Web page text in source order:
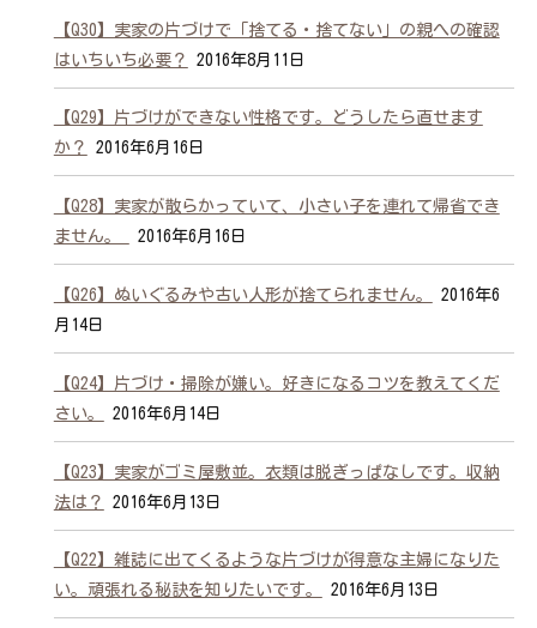
【Q30】実家の片づけで「捨てる・捨てない」の親への確認
はいちいち必要？
2016年8月11日
【Q29】片づけができない性格です。どうしたら直せます
か？
2016年6月16日
【Q28】実家が散らかっていて、小さい子を連れて帰省でき
ません。
2016年6月16日
【Q26】ぬいぐるみや古い人形が捨てられません。
2016年6
月14日
【Q24】片づけ・掃除が嫌い。好きになるコツを教えてくだ
さい。
2016年6月14日
【Q23】実家がゴミ屋敷並。衣類は脱ぎっぱなしです。収納
法は？
2016年6月13日
【Q22】雑誌に出てくるような片づけが得意な主婦になりた
い。頑張れる秘訣を知りたいです。
2016年6月13日